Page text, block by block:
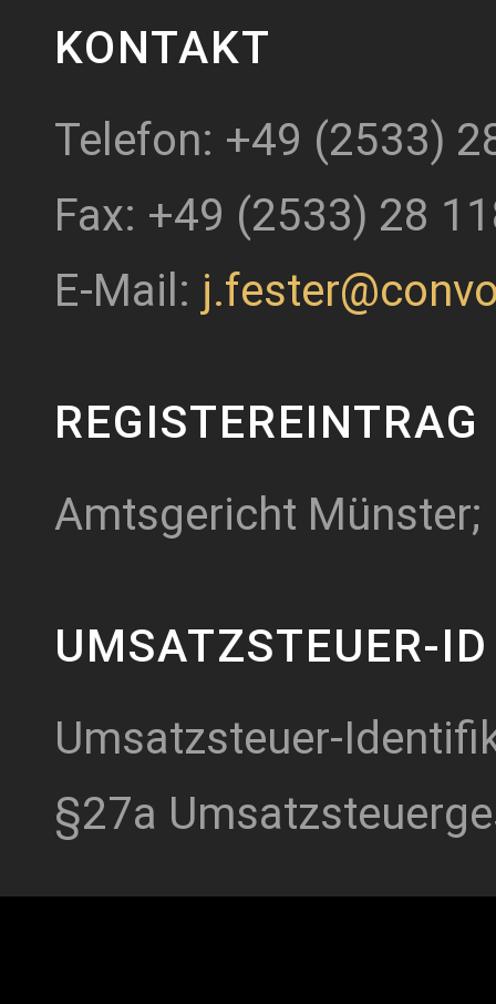
KONTAKT
Telefon: +49 (2533)
Fax: +49 (2533) 28
E-Mail:
REGISTEREINTRAG
Amtsgericht Münster;
UMSATZSTEUER-ID
Umsatzsteuer-
§27a